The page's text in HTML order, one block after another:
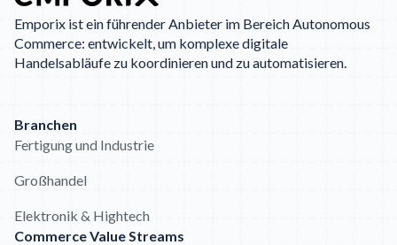
Emporix ist ein führender Anbieter im Bereich Autonomous
Commerce: entwickelt, um komplexe digitale
Handelsabläufe zu koordinieren und zu automatisieren.
Branchen
Fertigung und Industrie
Großhandel
Elektronik & Hightech
Commerce Value Streams